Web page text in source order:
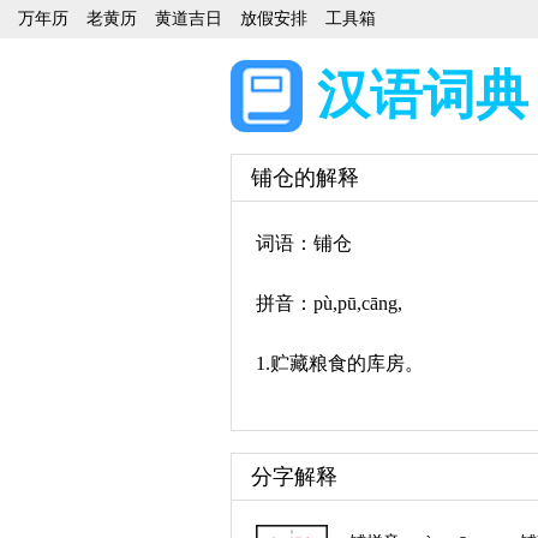
万年历 老黄历 黄道吉日 放假安排 工具箱
汉语词典
铺仓的解释
词语：铺仓
拼音：pù,pū,cāng,
1.贮藏粮食的库房。
分字解释